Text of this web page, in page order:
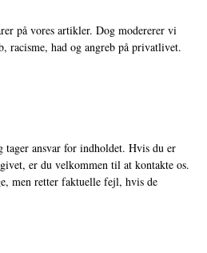
på vores artikler. Dog modererer vi
racisme, had og angreb på privatlivet.
ansvar for indholdet. Hvis du er
er du velkommen til at kontakte os.
men retter faktuelle fejl, hvis de